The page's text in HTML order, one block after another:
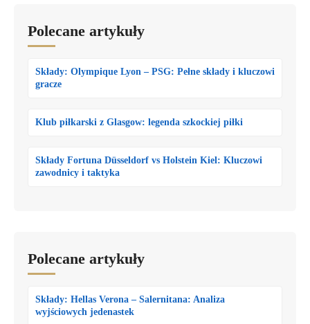
Polecane artykuły
Składy: Olympique Lyon – PSG: Pełne składy i kluczowi
gracze
Klub piłkarski z Glasgow: legenda szkockiej piłki
Składy Fortuna Düsseldorf vs Holstein Kiel: Kluczowi
zawodnicy i taktyka
Polecane artykuły
Składy: Hellas Verona – Salernitana: Analiza
wyjściowych jedenastek